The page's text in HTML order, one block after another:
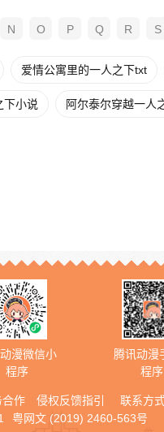
N O P Q R S
爱情公寓里的一人之下txt
下小说 阿尔泰尔穿越一人
漫微信小
程序
腾讯动漫
程序
合作 侵权反馈指引 联系方式
粤网文 (2019) 2460-563号